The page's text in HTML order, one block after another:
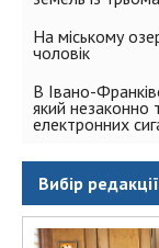
На міському
чоловік
В Івано-
який незаконно
електронних
Вибір редакції